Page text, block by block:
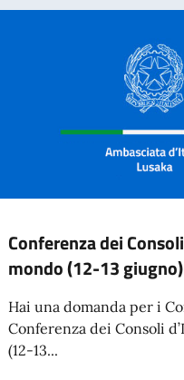
Conferenza dei
mondo (12-13 giugno)
Hai una domanda per i
Conferenza dei Consoli
(12-13...